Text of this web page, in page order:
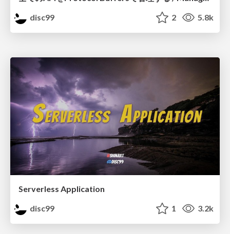
disc99
2 5.8k
Serverless Application
disc99
1 3.2k